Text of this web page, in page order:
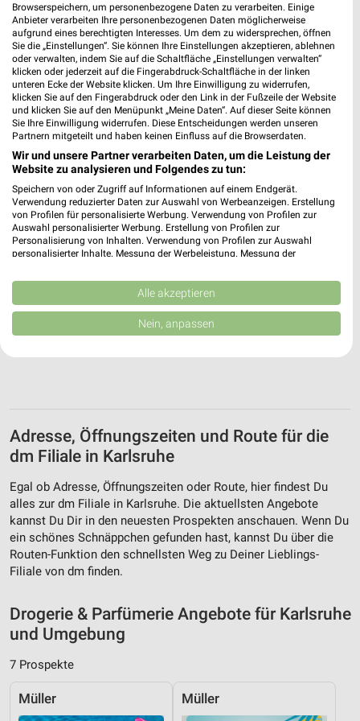
dm Karlsruhe
Karlstraße 36
76133 Karlsruhe
Heute 08:00 - 20:00 Uhr | Geschlossen
2,31 km
Adresse, Öffnungszeiten und Route für die
dm Filiale in Karlsruhe
Egal ob Adresse, Öffnungszeiten oder Route, hier findest Du
alles zur dm Filiale in Karlsruhe. Die aktuellsten Angebote
kannst Du Dir in den neuesten Prospekten anschauen. Wenn Du
ein schönes Schnäppchen gefunden hast, kannst Du über die
Routen-Funktion den schnellsten Weg zu Deiner Lieblings-
Filiale von dm finden.
Drogerie & Parfümerie Angebote für Karlsruhe
und Umgebung
7 Prospekte
Müller Müller
Browserspeichern, um personenbezogene Daten zu verarbeiten. Einige
Anbieter verarbeiten Ihre personenbezogenen Daten möglicherweise
aufgrund eines berechtigten Interesses. Um dem zu widersprechen, öffnen
Sie die „Einstellungen“. Sie können Ihre Einstellungen akzeptieren, ablehnen
oder verwalten, indem Sie auf die Schaltfläche „Einstellungen verwalten“
klicken oder jederzeit auf die Fingerabdruck-Schaltfläche in der linken
unteren Ecke der Website klicken. Um Ihre Einwilligung zu widerrufen,
klicken Sie auf den Fingerabdruck oder den Link in der Fußzeile der Website
und klicken Sie auf den Menüpunkt „Meine Daten“. Auf dieser Seite können
Sie Ihre Einwilligung widerrufen. Diese Entscheidungen werden unseren
Partnern mitgeteilt und haben keinen Einfluss auf die Browserdaten.
Wir und unsere Partner verarbeiten Daten, um die Leistung der
Website zu analysieren und Folgendes zu tun:
Speichern von oder Zugriff auf Informationen auf einem Endgerät.
Verwendung reduzierter Daten zur Auswahl von Werbeanzeigen. Erstellung
von Profilen für personalisierte Werbung. Verwendung von Profilen zur
Auswahl personalisierter Werbung. Erstellung von Profilen zur
Personalisierung von Inhalten. Verwendung von Profilen zur Auswahl
personalisierter Inhalte. Messung der Werbeleistung. Messung der
Kombinationen von Daten aus verschiedenen Quellen. Entwicklung und
Verbesserung der Angebote. Verwendung reduzierter Daten zur Auswahl
von Inhalten.
Daten können außerhalb der Europäischen Union weitergegeben und in die
USA gesendet werden.
Website/App.
Speichern von oder Zugriff auf Informationen
auf einem Endgerät
Verwendung reduzierter Daten zur Auswahl von
Werbeanzeigen
Erstellung von Profilen für personalisierte
Werbung
Erstellung von Profilen zur Personalisierung
von Inhalten
personalisierter Inhalte
Alle akzeptieren
Nein, anpassen